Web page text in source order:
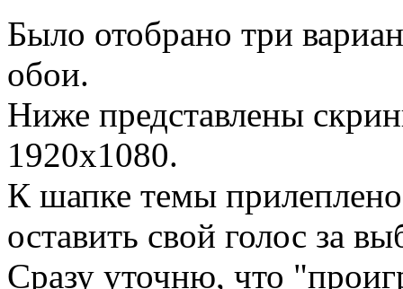
Было отобрано три
обои.
Ниже представлены
1920х1080.
К шапке темы
оставить свой голос за
Сразу уточню, что